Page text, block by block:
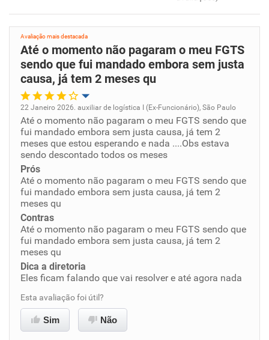
Avaliação mais destacada
Até o momento não pagaram o meu FGTS
sendo que fui mandado embora sem justa
causa, já tem 2 meses qu
Oportunidade de promoção
Ambiente de trabalho
Conciliação com a vida familiar
Benefícios
Não recomenda esta empresa
Não recomenda a diretoria
22 Janeiro 2026. auxiliar de logística I (Ex-Funcionário), São Paulo
Até o momento não pagaram o meu FGTS sendo que
fui mandado embora sem justa causa, já tem 2
meses que estou esperando e nada ....Obs estava
sendo descontado todos os meses
Prós
Até o momento não pagaram o meu FGTS sendo que
fui mandado embora sem justa causa, já tem 2
meses qu
Contras
Até o momento não pagaram o meu FGTS sendo que
fui mandado embora sem justa causa, já tem 2
meses qu
Dica a diretoria
Eles ficam falando que vai resolver e até agora nada
Esta avaliação foi útil?
Sim Não